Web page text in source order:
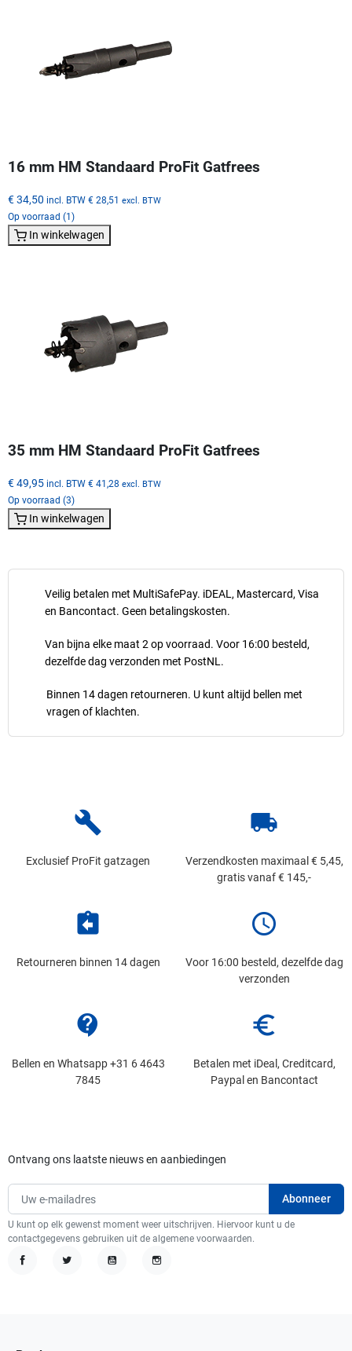
Veilig betalen met MultiSafePay. iDEAL, Mastercard, Visa
en Bancontact. Geen betalingskosten.
Van bijna elke maat 2 op voorraad. Voor 16:00 besteld,
dezelfde dag verzonden met PostNL.
Binnen 14 dagen retourneren. U kunt altijd bellen met
vragen of klachten.
16 mm HM Standaard ProFit Gatfrees
€ 34,50 incl. BTW € 28,51 excl. BTW
Op voorraad (1)
In winkelwagen
35 mm HM Standaard ProFit Gatfrees
€ 49,95 incl. BTW € 41,28 excl. BTW
Op voorraad (3)
In winkelwagen
build
Exclusief ProFit gatzagen
local_shipping
Verzendkosten maximaal € 5,45,
gratis vanaf € 145,-
assignment_return
Retourneren binnen 14 dagen
schedule
Voor 16:00 besteld, dezelfde dag
verzonden
contact_support
Bellen en Whatsapp +31 6 4643
7845
euro_symbol
Betalen met iDeal, Creditcard,
Paypal en Bancontact
Ontvang ons laatste nieuws en aanbiedingen
U kunt op elk gewenst moment weer uitschrijven. Hiervoor kunt u de
contactgegevens gebruiken uit de algemene voorwaarden.